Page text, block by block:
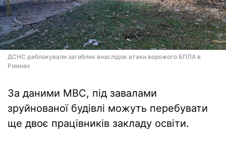
ДСНС деблокували загиблих внаслідок атаки ворожого БПЛА в
Ромнах
За даними МВС, під завалами
зруйнованої будівлі можуть перебувати
ще двоє працівників закладу освіти.